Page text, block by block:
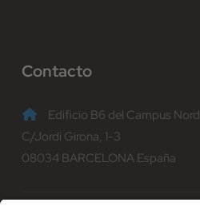
Contacto
Edificio B6 del Campus Nord
C/Jordi Girona, 1-3
08034 BARCELONA España